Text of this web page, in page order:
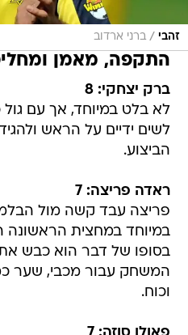
זהבי / ברני ארדוב
התקפה, מאמן
ברק יצחקי: 8
לא בלט במיוחד, אך עם
לשים ידיים על הראש
הביצוע.
ראדה פריצה: 7
פריצה עבד קשה מול
במיוחד במחצית הראשונה
בסופו של דבר הוא כבש
המשחק עבור מכבי, שער
וכוח.